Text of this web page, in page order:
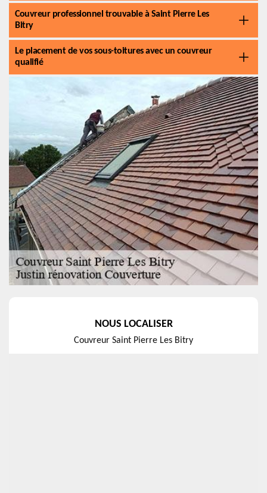
Couvreur professionnel trouvable à Saint Pierre Les
Bitry
Le placement de vos sous-toitures avec un couvreur
qualifié
NOUS LOCALISER
Couvreur Saint Pierre Les Bitry